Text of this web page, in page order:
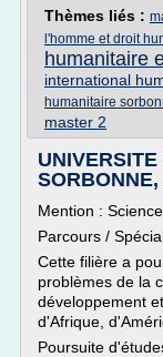
Thèmes liés :
l'homme et droit
humanitaire
international
humanitaire
master 2
Mention :
Parcours /
Cette filière a
problèmes de la
développement
d'Afrique,
Poursuite